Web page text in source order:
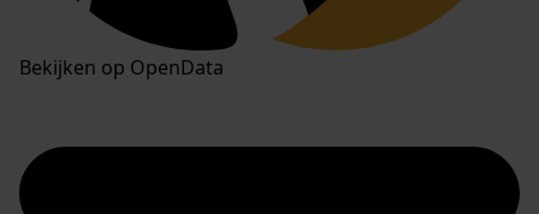
Bekijken op OpenData